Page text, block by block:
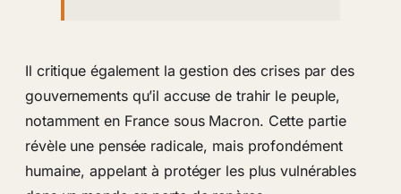
Il critique également la gestion des crises par des
gouvernements qu’il accuse de trahir le peuple,
notamment en France sous Macron. Cette partie
révèle une pensée radicale, mais profondément
humaine, appelant à protéger les plus vulnérables